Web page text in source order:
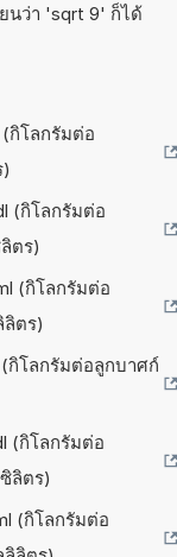
นว่า 'sqrt 9' ก็ได้
(กิโลกรัมต่อ
(กิโลกรัมต่อ
ตร)
(กิโลกรัมต่อ
ตร)
(กิโลกรัมต่อลูกบาศก์
(กิโลกรัมต่อ
ลิตร)
(กิโลกรัมต่อ